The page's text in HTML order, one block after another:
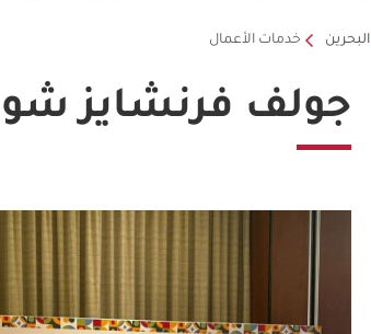
البحرين خدمات الأعمال
جولف فرنشايز شو 2025 يفتح آفاق عالمية